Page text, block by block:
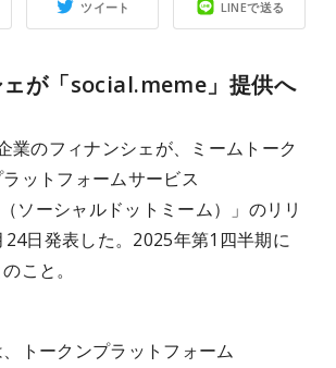
ツイート LINEで送る
ェが「social.meme」提供へ
業のフィナンシェが、ミームトーク
ットフォームサービス
ソーシャルドットミーム）」のリリ
日発表した。2025年第1四半期に
こと。
トークンプラットフォーム